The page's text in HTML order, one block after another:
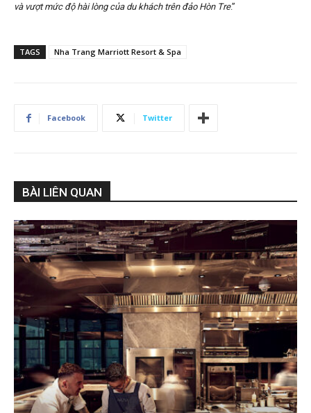
và vượt mức độ hài lòng của du khách trên đảo Hòn Tre.”
TAGS Nha Trang Marriott Resort & Spa
Facebook Twitter
BÀI LIÊN QUAN